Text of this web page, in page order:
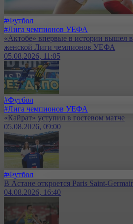
#Футбол
#Лига чемпионов УЕФА
«Актобе» впервые в истории вышел
женской Лиги чемпионов УЕФА
05.08.2026, 11:05
#Футбол
#Лига чемпионов УЕФА
«Кайрат» уступил в гостевом матче
05.08.2026, 09:00
#Футбол
В Астане откроется Paris Saint-
04.08.2026, 16:40